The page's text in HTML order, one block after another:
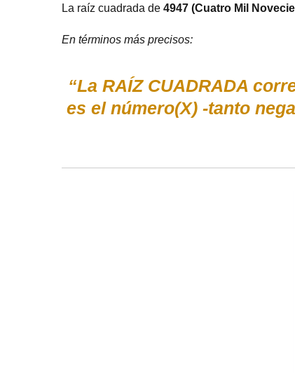
La raíz cuadrada de 4947 (Cuatro Mil
En términos más precisos:
“La RAÍZ CUADRADA
es el número(X) -tanto